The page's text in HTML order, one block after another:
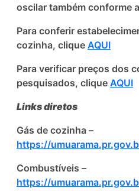
oscilar também conforme
Para conferir
cozinha, clique AQUI
Para verificar preços dos
pesquisados, clique AQUI
Links diretos
Gás de cozinha –
https://
Combustíveis –
https://